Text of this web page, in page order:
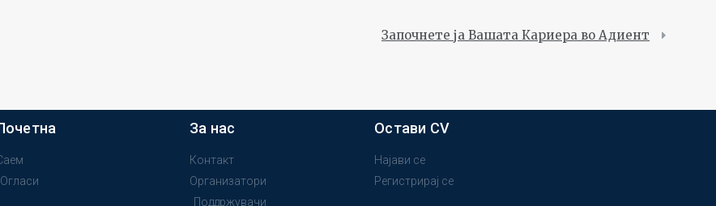
Започнете ја Вашата Кариера во Адиент
Огласи
За нас
Контакт
Организатори
Поддржувачи
Остави CV
Најави се
Регистрирај се